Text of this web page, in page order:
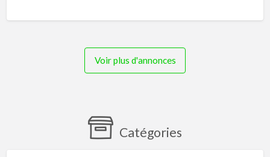
Voir plus d'annonces
Catégories